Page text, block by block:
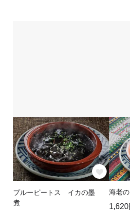
プルーピートス イカの墨
煮
海老